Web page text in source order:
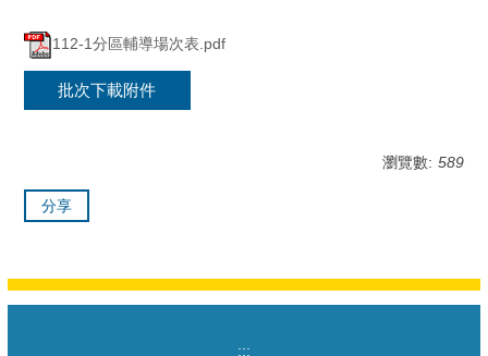
112-1分區輔導場次表.pdf
批次下載附件
瀏覽數: 589
分享
:::